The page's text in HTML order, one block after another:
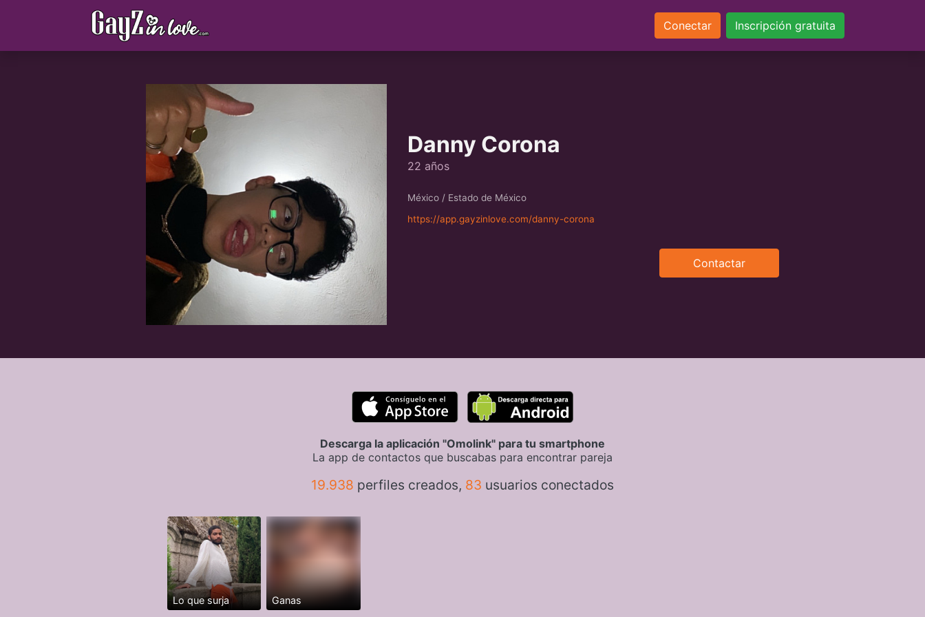
Conectar Inscripción gratuita
Danny Corona
22 años
México / Estado de México
https://app.gayzinlove.com/danny-corona
Contactar
Descarga la aplicación "Omolink" para tu smartphone
La app de contactos que buscabas para encontrar pareja
19.938 perfiles creados, 83 usuarios conectados
Lo que surja Ganas